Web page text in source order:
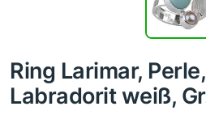
Ring Larimar,
Labradorit weiß,